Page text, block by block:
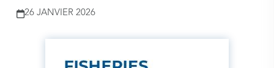
26 JANVIER 2026